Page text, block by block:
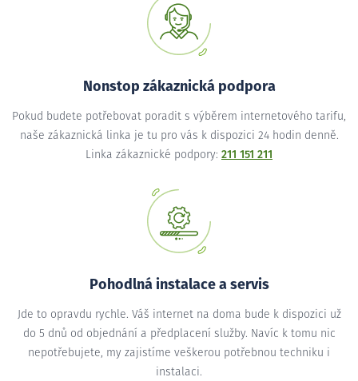
Nonstop zákaznická podpora
Pokud budete potřebovat poradit s výběrem internetového tarifu,
naše zákaznická linka je tu pro vás k dispozici 24 hodin denně.
Linka zákaznické podpory: 211 151 211
Pohodlná instalace a servis
Jde to opravdu rychle. Váš internet na doma bude k dispozici už
do 5 dnů od objednání a předplacení služby. Navíc k tomu nic
nepotřebujete, my zajistíme veškerou potřebnou techniku i
instalaci.